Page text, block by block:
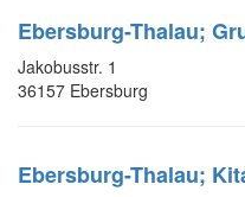
Ebersburg-Thalau;
Jakobusstr. 1
36157 Ebersburg
Ebersburg-Thalau;